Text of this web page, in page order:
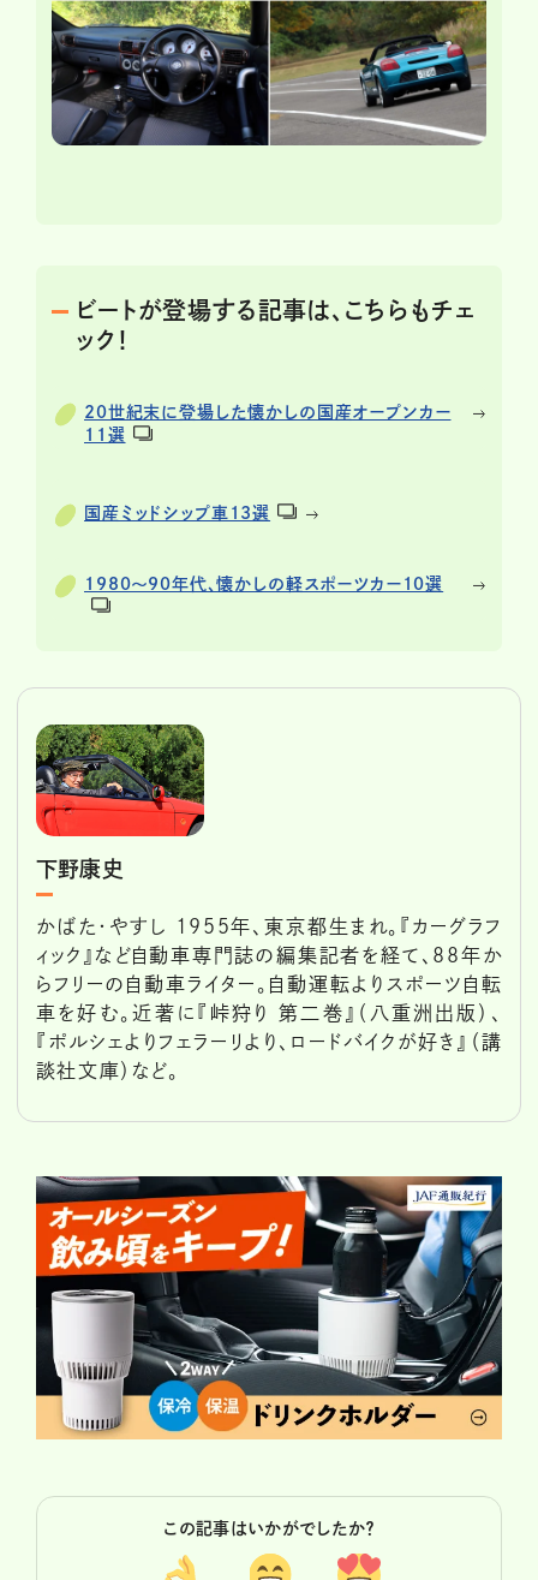
ビートが登場する記事は、こちらもチェ
ック！
20世紀末に登場した懐かしの国産オープンカー
11選
国産ミッドシップ車13選
1980〜90年代、懐かしの軽スポーツカー10選
下野康史
かばた・やすし 1955年、東京都生まれ。『カーグラフ
ィック』など自動車専門誌の編集記者を経て、88年か
らフリーの自動車ライター。自動運転よりスポーツ自転
車を好む。近著に『峠狩り 第二巻』（八重洲出版）、
『ポルシェよりフェラーリより、ロードバイクが好き』（講
談社文庫）など。
この記事はいかがでしたか？